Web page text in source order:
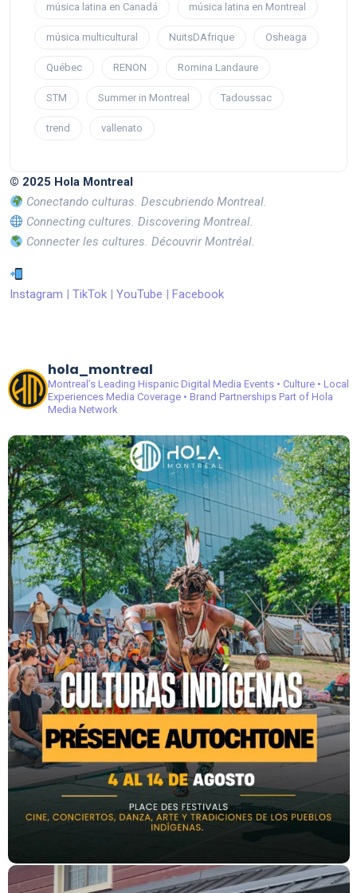
música latina en Canadá música latina en Montreal
música multicultural NuitsDAfrique Osheaga
Québec RENON Romina Landaure
STM Summer in Montreal Tadoussac
trend vallenato
© 2025 Hola Montreal
Conectando culturas. Descubriendo Montreal.
Connecting cultures. Discovering Montreal.
Connecter les cultures. Découvrir Montréal.
Instagram TikTok YouTube Facebook
hola_montreal
Montreal’s Leading Hispanic Digital Media Events • Culture • Local
ExperiencesMedia Coverage • Brand PartnershipsPart of Hola
Media Network